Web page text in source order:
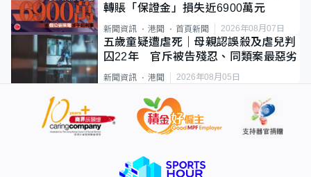
轉賬「保證金」損失近6900萬元
新聞資訊 港聞 首頁新聞 2026年08月07日
五歲童疑遭虐死｜母親認誤殺及虐兒判
囚22年 官斥被告殘忍、同類案最惡劣
新聞資訊 港聞 2026年08月05日